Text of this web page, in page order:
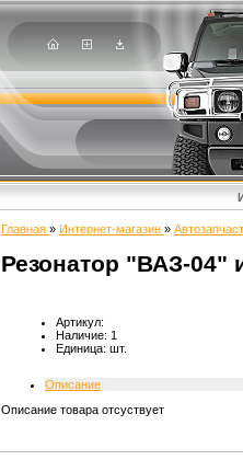
Главная » Интернет-магазин »
Резонатор "ВАЗ-04"
Артикул:
Наличие: 1
Единица: шт.
Описание
Описание товара отсуствует